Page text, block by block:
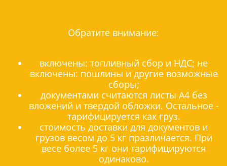
Обратите внимание:
включены: топливный сбор и НДС; не
включены: пошлины и другие возможные
сборы;
документами считаются листы А4 без
вложений и твердой обложки. Остальное -
тарифицируется как груз.
стоимость доставки для документов и
грузов весом до 5 кг празличается. При
весе более 5 кг они тарифицируются
одинаково.